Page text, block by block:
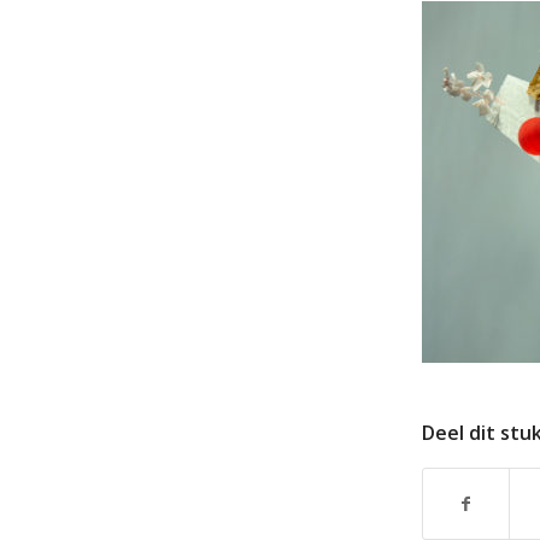
Deel dit